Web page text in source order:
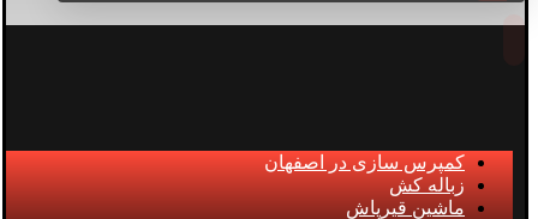
کمپرس سازی در اصفهان
زباله کش
ماشین قیرپاش